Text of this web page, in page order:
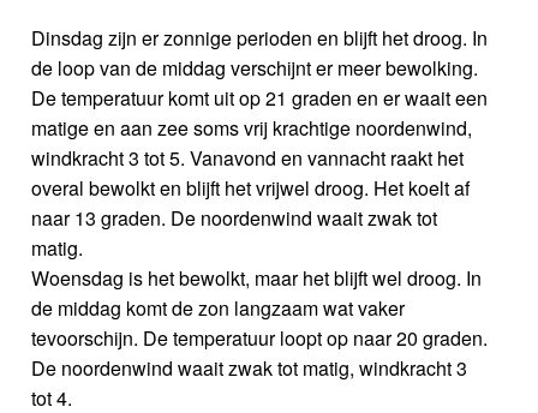
Dinsdag zijn er zonnige perioden en blijft het droog. In
de loop van de middag verschijnt er meer bewolking.
De temperatuur komt uit op 21 graden en er waait een
matige en aan zee soms vrij krachtige noordenwind,
windkracht 3 tot 5. Vanavond en vannacht raakt het
overal bewolkt en blijft het vrijwel droog. Het koelt af
naar 13 graden. De noordenwind waait zwak tot
matig.
Woensdag is het bewolkt, maar het blijft wel droog. In
de middag komt de zon langzaam wat vaker
tevoorschijn. De temperatuur loopt op naar 20 graden.
De noordenwind waait zwak tot matig, windkracht 3
tot 4.